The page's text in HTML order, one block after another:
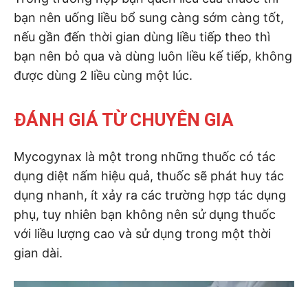
bạn nên uống liều bổ sung càng sớm càng tốt,
nếu gần đến thời gian dùng liều tiếp theo thì
bạn nên bỏ qua và dùng luôn liều kế tiếp, không
được dùng 2 liều cùng một lúc.
ĐÁNH GIÁ TỪ CHUYÊN GIA
Mycogynax là một trong những thuốc có tác
dụng diệt nấm hiệu quả, thuốc sẽ phát huy tác
dụng nhanh, ít xảy ra các trường hợp tác dụng
phụ, tuy nhiên bạn không nên sử dụng thuốc
với liều lượng cao và sử dụng trong một thời
gian dài.